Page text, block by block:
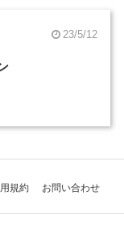
23/5/12
規約 お問い合わせ